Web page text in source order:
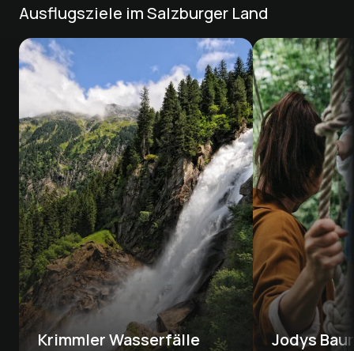
Ausflugsziele im Salzburger Land
Krimmler Wasserfälle Jodys